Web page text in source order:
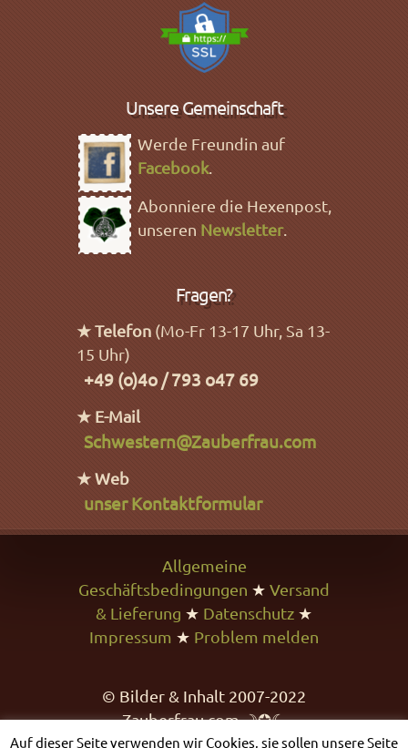
Unsere Gemeinschaft
Werde Freundin auf
Facebook.
Abonniere die Hexenpost,
unseren Newsletter.
Fragen?
★ Telefon (Mo-Fr 13-17 Uhr, Sa 13-
15 Uhr)
+49 (o)4o / 793 o47 69
★ E-Mail
Schwestern@Zauberfrau.com
★ Web
unser Kontaktformular
Allgemeine
Geschäftsbedingungen ★ Versand
& Lieferung ★ Datenschutz ★
Impressum ★ Problem melden
© Bilder & Inhalt 2007-2022
Zauberfrau.com ☽✪☾
Auf dieser Seite verwenden wir Cookies, sie sollen unsere Seite